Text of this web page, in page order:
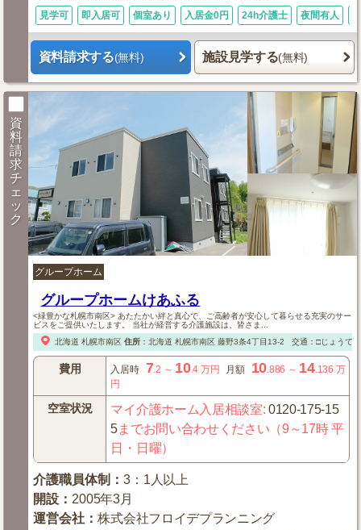
見学可 即入居可 個室あり 入居金0円 24h介護士 夜間有人
資料請求する(無料) 施設見学する(無料)
資
料
請
求
チ
ェ
ッ
ク
グループホーム
グループホームけあふる
<緑豊かな札幌市南区> あたたかい絆と真心で、ご高齢者が安心して暮らせる充実のサー
ビスをご提供いたします。 当社が経営する介護施設は、皆さま...
北海道 札幌市南区 住所： 北海道 札幌市南区藤野3条4丁目13-2 交通：□じょうて
費用 入居時 7.2 ～ 10.4 万円 月額 10.886 ～ 14.136 万
円
空室状況 マイ介護ホーム入居相談室:0120-175-15
5までお問い合わせください（9～17時 平
日・日曜）
介護職員体制 ：3：1人以上
開設 ： 2005年3月
運営会社 ：株式会社フロイデプランニング